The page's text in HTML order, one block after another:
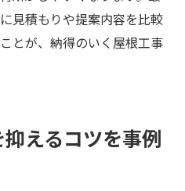
見積もりや提案内容を比較
とが、納得のいく屋根工事
えるコツを事例